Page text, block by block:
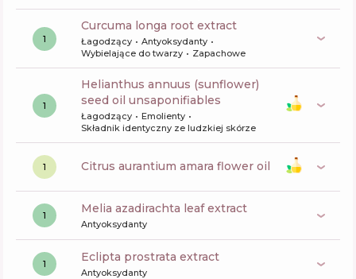
1
curcuma longa root extract
Łagodzący
Antyoksydanty
Wybielające do twarzy
Zapachowe
1
helianthus annuus (sunflower)
seed oil unsaponifiables
Łagodzący
Emolienty
Składnik identyczny ze ludzkiej skórze
1 citrus aurantium amara flower oil
1 melia azadirachta leaf extract
Antyoksydanty
1 eclipta prostrata extract
Antyoksydanty